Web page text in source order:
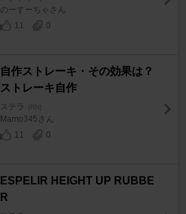
のーすーちゃさん
11
0
自作ストレーキ・その効果は？
ストレーキ自作
ステラ [RN]
Mamo345さん
11
0
ESPELIR HEIGHT UP RUBBE
R